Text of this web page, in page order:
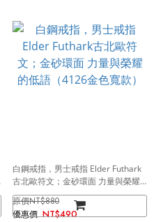
白鋼戒指，男士戒指 Elder Futhark
古北歐符文；金砂環面 力量與榮耀
的低語（4126金色寬款）
NT$880
NT$490